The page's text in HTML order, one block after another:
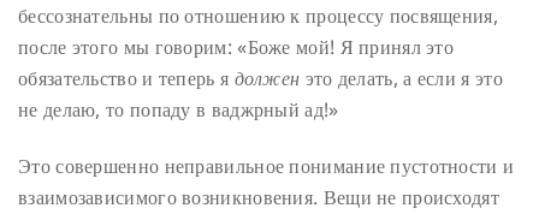
бессознательны по отношению к процессу посвящения,
после этого мы говорим: «Боже мой! Я принял это
обязательство и теперь я должен это делать, а если я это
не делаю, то попаду в ваджрный ад!»
Это совершенно неправильное понимание пустотности и
взаимозависимого возникновения. Вещи не происходят